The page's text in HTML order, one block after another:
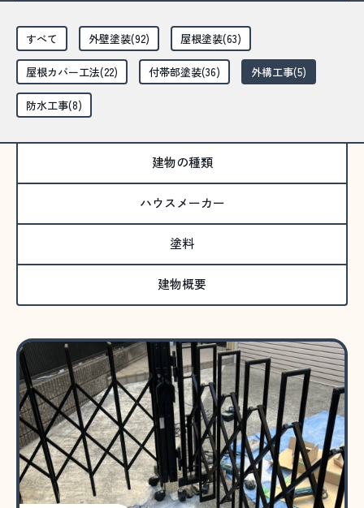
すべて 外壁塗装(92) 屋根塗装(63)
屋根カバー工法(22) 付帯部塗装(36) 外構工事(5)
防水工事(8)
建物の種類
ハウスメーカー
塗料
建物概要